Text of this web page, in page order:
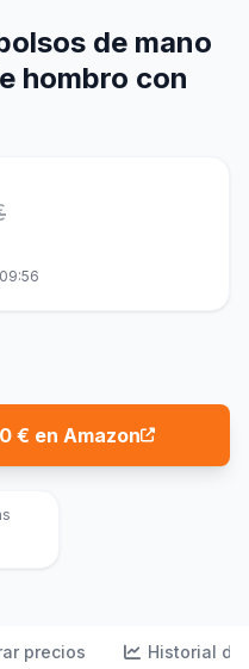
de mano
hombro con
€ en Amazon
precios Historial de